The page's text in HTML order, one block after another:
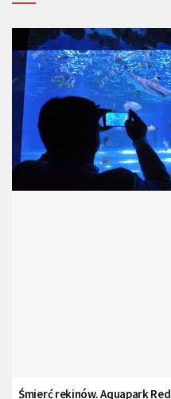
Śmierć rekinów. Aquapark